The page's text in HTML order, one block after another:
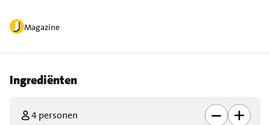
Magazine
Ingrediënten
4 personen